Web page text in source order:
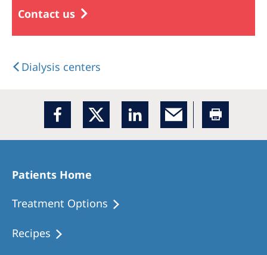
Contact us
Dialysis centers
Patients Home
Treatment Options
Recipes